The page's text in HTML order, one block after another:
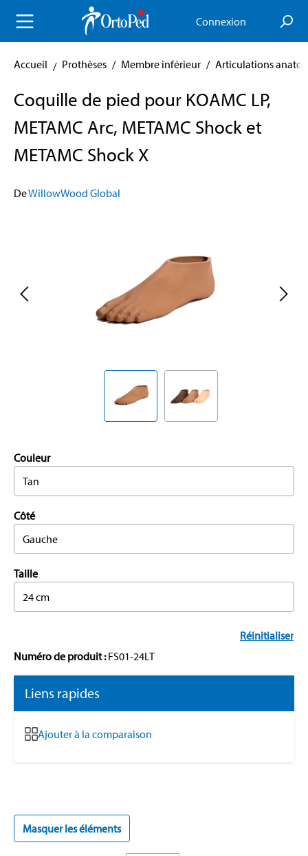
principal Connexion
Accueil Prothèses / Membre inférieur / Articulations
Coquille de pied pour KOAMC LP,
METAMC Arc, METAMC Shock et
METAMC Shock X
DeWillowWood Global
Couleur
Tan
Côté
Gauche
Taille
24 cm
Réinitialiser
Numéro de produit :FS01-24LT
Liens rapides
Ajouter à la comparaison
Masquer les éléments